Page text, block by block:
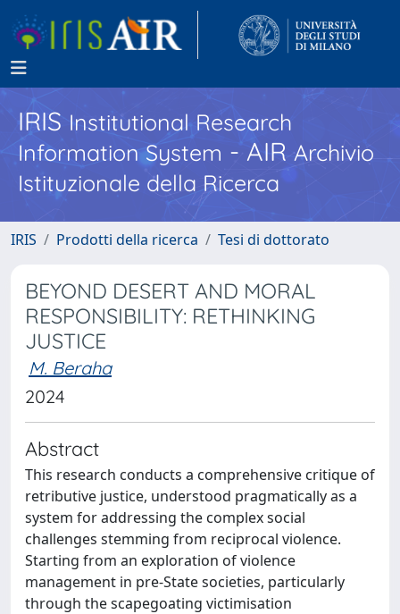
IRISInstitutional Research
Information System - AIR Archivio
Istituzionale della Ricerca
IRIS Prodotti della ricerca Tesi di dottorato
BEYOND DESERT AND MORAL
RESPONSIBILITY: RETHINKING
JUSTICE
M. Beraha
2024
Abstract
This research conducts a comprehensive critique of
retributive justice, understood pragmatically as a
system for addressing the complex social
challenges stemming from reciprocal violence.
Starting from an exploration of violence
management in pre-State societies, particularly
through the scapegoating victimisation